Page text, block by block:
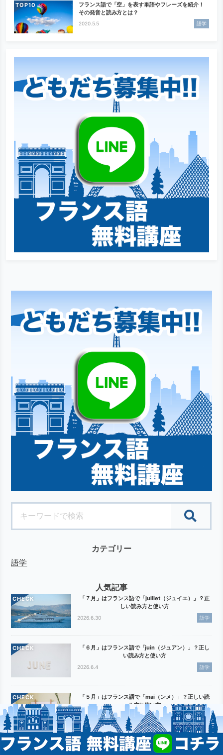
TOP
フランス語で「空」を表す単語やフレーズを紹介！
その発音と読み方とは？
2020.5.5 語学
カテゴリー
語学
人気記事
CHECK
「７月」はフランス語で「juillet（ジュイエ）」？正
しい読み方と使い方
2026.6.30 語学
CHECK
「６月」はフランス語で「juin（ジュアン）」？正し
い読み方と使い方
2026.6.4 語学
CHECK
「５月」はフランス語で「mai（ンメ）」？正しい読
み方と使い方
2025.3.25 語学
CHECK
「４月」はフランス語で「avril（アヴリル）」？月名